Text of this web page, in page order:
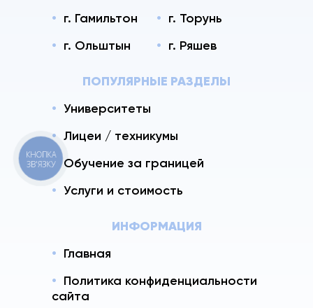
г. Гамильтон
г. Торунь
г. Ольштын
г. Ряшев
ПОПУЛЯРНЫЕ РАЗДЕЛЫ
Университеты
Лицеи / техникумы
Обучение за границей
Услуги и стоимость
ИНФОРМАЦИЯ
Главная
Политика конфиденциальности
сайта
КНОПКА
ЗВ'ЯЗКУ